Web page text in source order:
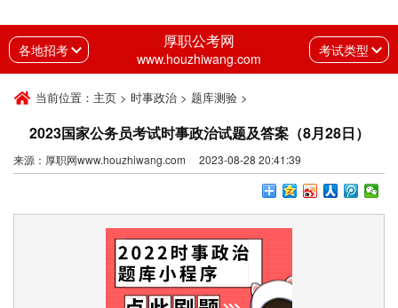
各地招考 厚职公考网
www.houzhiwang.com 考试类型
当前位置： 主页 > 时事政治 > 题库测验 >
2023国家公务员考试时事政治试题及答案（8月28日）
来源：厚职网www.houzhiwang.com 2023-08-28 20:41:39